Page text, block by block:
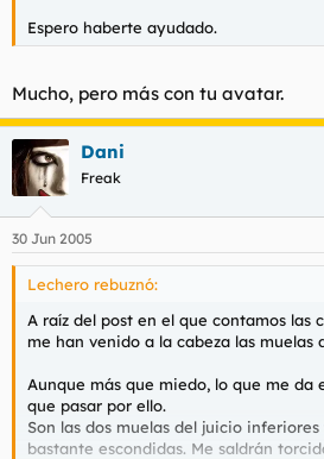
Espero haberte ayudado.
Mucho, pero más con tu avatar.
Dani
Freak
30 Jun 2005
Lechero rebuznó:
A raíz del post en el que contamos las
me han venido a la cabeza las muelas
Aunque más que miedo, lo que me da
que pasar por ello.
Son las dos muelas del juicio
bastante escondidas. Me saldrán